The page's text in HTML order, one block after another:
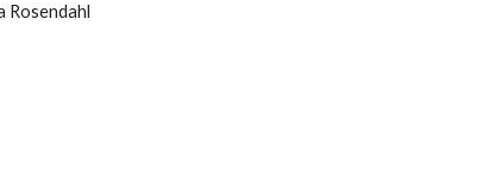
Rosendahl